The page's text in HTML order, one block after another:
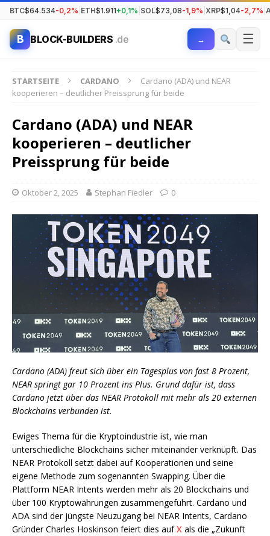
BTC$64.534-0,2% ETH$1.911+0,1% SOL$73,08-1,9% XRP$1,04-2,7%
B BLOCK-BUILDERS .de → ☰
STARTSEITE CARDANO
Cardano (ADA) und NEAR
kooperieren – deutlicher Preissprung für beide
Cardano (ADA) und NEAR
kooperieren – deutlicher
Preissprung für beide
Oktober 2, 2025 Stephan Fiedler 0
Cardano (ADA) freut sich über ein Tagesplus von fast 8 Prozent,
NEAR springt gar 10 Prozent ins Plus. Grund dafür ist, dass
Cardano jetzt über das NEAR Protokoll mit mehr als 20 externen
Blockchains verbunden ist.
Ewiges Thema für die Kryptoindustrie ist, wie man
unterschiedliche Blockchains sicher miteinander verknüpft. Das
NEAR Protokoll setzt dabei auf Kooperationen und seine
eigene Methode zum sogenannten Swapping. Über die
Plattform NEAR Intents werden mehr als 20 Blockchains und
über 100 Kryptowährungen zusammengeführt. Cardano und
ADA sind der jüngste Neuzugang bei NEAR Intents, Cardano
Gründer Charles Hoskinson feiert dies aufX als die „Zukunft